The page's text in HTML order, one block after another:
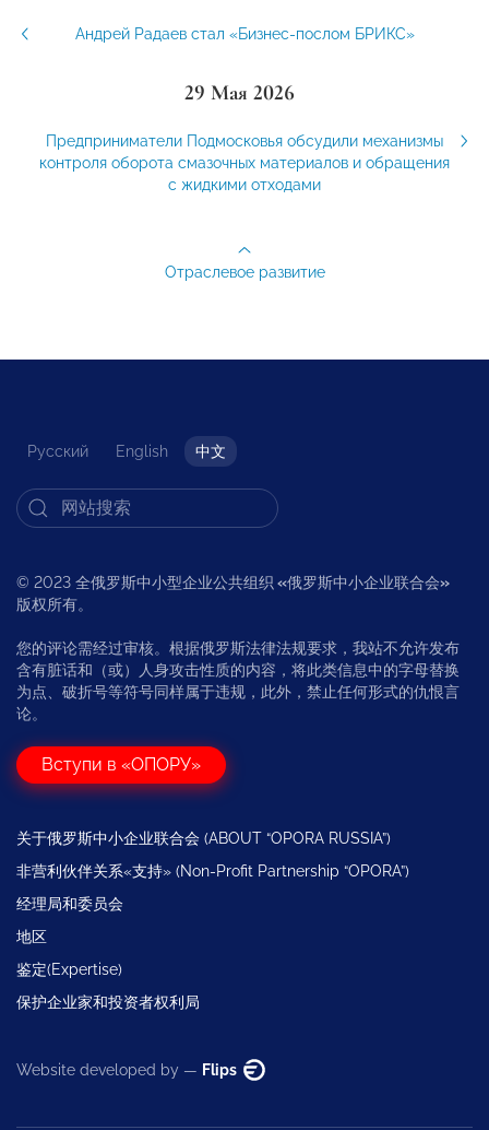
Андрей Радаев стал «Бизнес-послом БРИКС»
29 Мая 2026
Предприниматели Подмосковья обсудили механизмы
контроля оборота смазочных материалов и обращения
с жидкими отходами
Отраслевое развитие
Русский English 中文
© 2023 全俄罗斯中小型企业公共组织 «俄罗斯中小企业联合会»
版权所有。
您的评论需经过审核。根据俄罗斯法律法规要求，我站不允许发布
含有脏话和（或）人身攻击性质的内容，将此类信息中的字母替换
为点、破折号等符号同样属于违规，此外，禁止任何形式的仇恨言
论。
Вступи в «ОПОРУ»
关于俄罗斯中小企业联合会 (ABOUT “OPORA RUSSIA”)
非营利伙伴关系«支持» (Non-Profit Partnership “OPORA”)
经理局和委员会
地区
鉴定(Expertise)
保护企业家和投资者权利局
Website developed by — Flips